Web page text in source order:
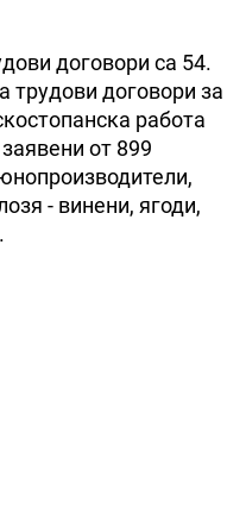
договори са 54.
трудови договори за
работа
от 899
- винени, ягоди,